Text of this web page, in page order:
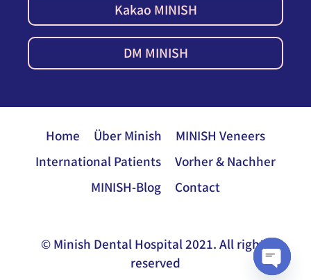
Kakao MINISH
DM MINISH
Home Über Minish
MINISH Veneers
International Patients
Vorher & Nachher
MINISH-Blog
Contact
© Minish Dental Hospital 2021. All rights
reserved